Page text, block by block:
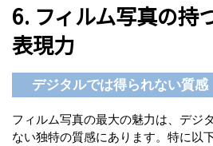
6. フィルム写真の持
表現力
デジタルでは得られない質感
フィルム写真の最大の魅力は、デジ
ない独特の質感にあります。特に以